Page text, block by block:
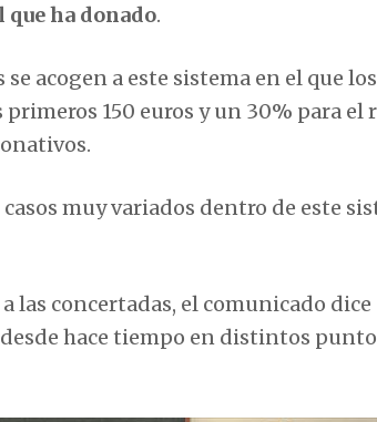
ha donado.
acogen a este sistema en el que los
150 euros y un 30% para el
muy variados dentro de este
las concertadas, el comunicado dice
hace tiempo en distintos